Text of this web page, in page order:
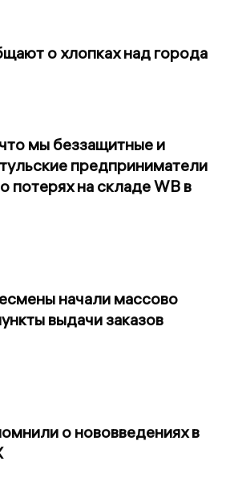
о хлопках над города
мы беззащитные и
предприниматели
потерях на складе WB в
начали массово
выдачи заказов
о нововведениях в